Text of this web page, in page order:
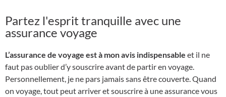
Partez l'esprit tranquille avec une
assurance voyage
L’assurance de voyage est à mon avis indispensable et il ne
faut pas oublier d’y souscrire avant de partir en voyage.
Personnellement, je ne pars jamais sans être couverte. Quand
on voyage, tout peut arriver et souscrire à une assurance vous